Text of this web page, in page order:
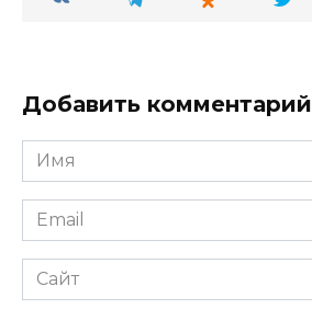
Добавить комментарий
Имя
*
Email
*
Сайт